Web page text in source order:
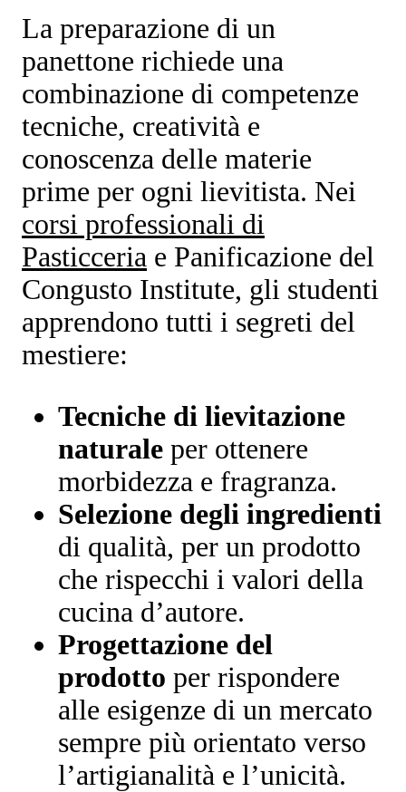
La preparazione di un
panettone richiede una
combinazione di competenze
tecniche, creatività e
conoscenza delle materie
prime per ogni lievitista. Nei
corsi professionali di
Pasticceria e Panificazione del
Congusto Institute, gli studenti
apprendono tutti i segreti del
mestiere:
Tecniche di lievitazione
naturale per ottenere
morbidezza e fragranza.
Selezione degli ingredienti
di qualità, per un prodotto
che rispecchi i valori della
cucina d’autore.
Progettazione del
prodotto per rispondere
alle esigenze di un mercato
sempre più orientato verso
l’artigianalità e l’unicità.